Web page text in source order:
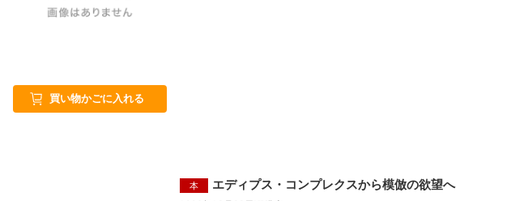
買い物かごに入れる
本 エディプス・コンプレクスから模倣の欲望へ